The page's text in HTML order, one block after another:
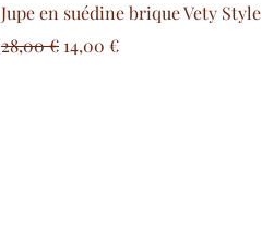
Jupe en suédine brique Vety Style
Prezzo regolare
28,00 € Prezzo scontato
14,00 €